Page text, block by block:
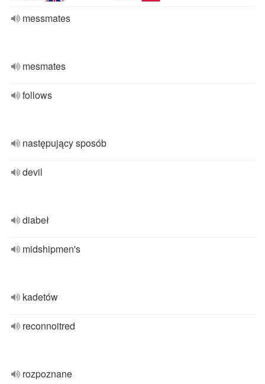
messmates
mesmates
follows
następujący sposób
devil
diabeł
midshipmen's
kadetów
reconnoitred
rozpoznane